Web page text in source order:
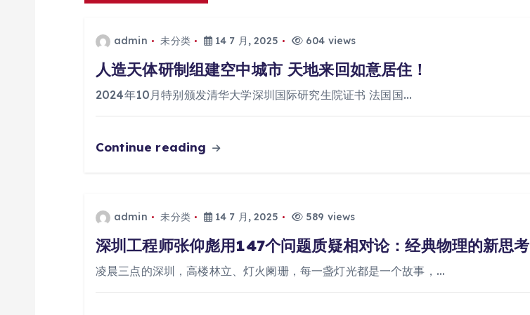
admin 未分类 14 7 月, 2025 604 views
人造天体研制组建空中城市 天地来回如意居住！
2024年10月特别颁发清华大学深圳国际研究生院证书 法国国…
Continue reading
admin 未分类 14 7 月, 2025 589 views
深圳工程师张仰彪用147个问题质疑相对论：经典物理的新思考
凌晨三点的深圳，高楼林立、灯火阑珊，每一盏灯光都是一个故事，…